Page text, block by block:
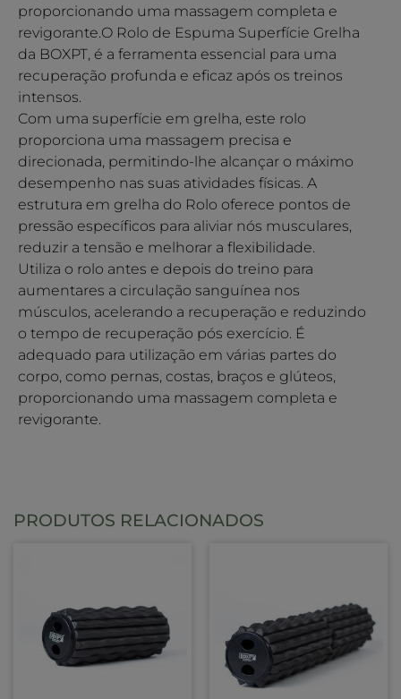
proporcionando uma massagem completa e
revigorante.O Rolo de Espuma Superfície Grelha
da BOXPT, é a ferramenta essencial para uma
recuperação profunda e eficaz após os treinos
intensos.
Com uma superfície em grelha, este rolo
proporciona uma massagem precisa e
direcionada, permitindo-lhe alcançar o máximo
desempenho nas suas atividades físicas. A
estrutura em grelha do Rolo oferece pontos de
pressão específicos para aliviar nós musculares,
reduzir a tensão e melhorar a flexibilidade.
Utiliza o rolo antes e depois do treino para
aumentares a circulação sanguínea nos
músculos, acelerando a recuperação e reduzindo
o tempo de recuperação pós exercício. É
adequado para utilização em várias partes do
corpo, como pernas, costas, braços e glúteos,
proporcionando uma massagem completa e
revigorante.
PRODUTOS RELACIONADOS